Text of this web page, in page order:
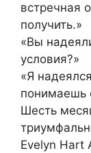
встречная
получить.»
«Вы
условия?»
«Я
понимаешь
Шесть
Evelyn Hart